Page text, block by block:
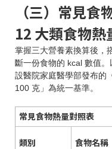
（三）常見食
12 大類食物熱
掌握三大營養素換算後，
斷一份食物的 kcal 數值
設醫院家庭醫學部發布的
100 克」為統一基準。
常見食物熱量對照表
類別 食物名稱